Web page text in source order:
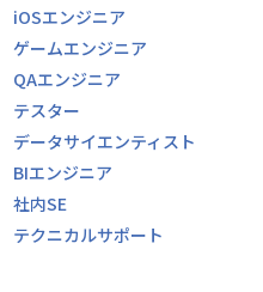
iOSエンジニア
ゲームエンジニア
QAエンジニア
テスター
データサイエンティスト
BIエンジニア
社内SE
テクニカルサポート